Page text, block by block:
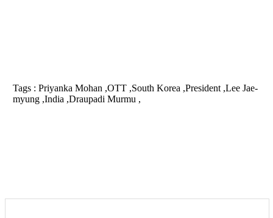
Tags : Priyanka Mohan ,OTT ,South Korea ,President ,Lee Jae-
myung ,India ,Draupadi Murmu ,